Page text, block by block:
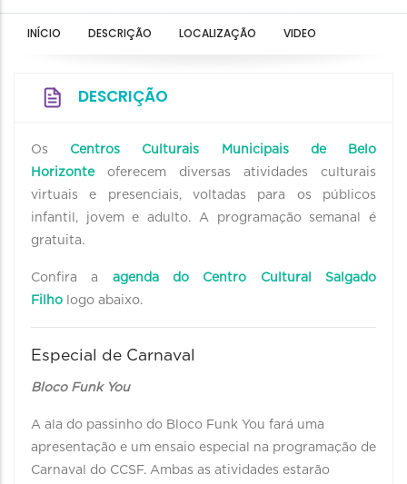
INÍCIO DESCRIÇÃO LOCALIZAÇÃO VIDEO
DESCRIÇÃO
Os Centros Culturais Municipais de Belo
Horizonteoferecem diversas atividades culturais
virtuais e presenciais, voltadas para os públicos
infantil, jovem e adulto. A programação semanal é
gratuita.
Confira a agenda do Centro Cultural Salgado
Filho logo abaixo.
Especial de Carnaval
Bloco Funk You
A ala do passinho do Bloco Funk You fará uma
apresentação e um ensaio especial na programação de
Carnaval do CCSF. Ambas as atividades estarão